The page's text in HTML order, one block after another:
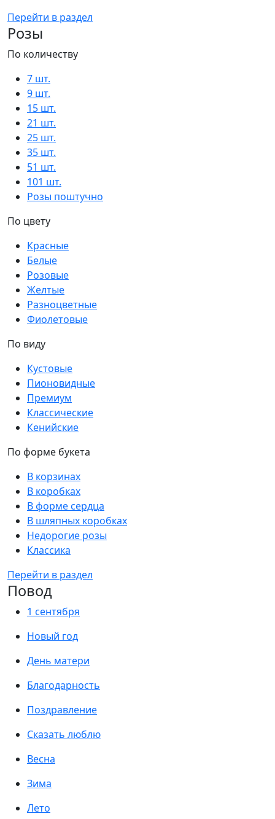
Перейти в раздел
Розы
По количеству
7 шт.
9 шт.
15 шт.
21 шт.
25 шт.
35 шт.
51 шт.
101 шт.
Розы поштучно
По цвету
Красные
Белые
Розовые
Желтые
Разноцветные
Фиолетовые
По виду
Кустовые
Пионовидные
Премиум
Классические
Кенийские
По форме букета
В корзинах
В коробках
В форме сердца
В шляпных коробках
Недорогие розы
Классика
Перейти в раздел
Повод
1 сентября
Новый год
День матери
Благодарность
Поздравление
Сказать люблю
Весна
Зима
Лето